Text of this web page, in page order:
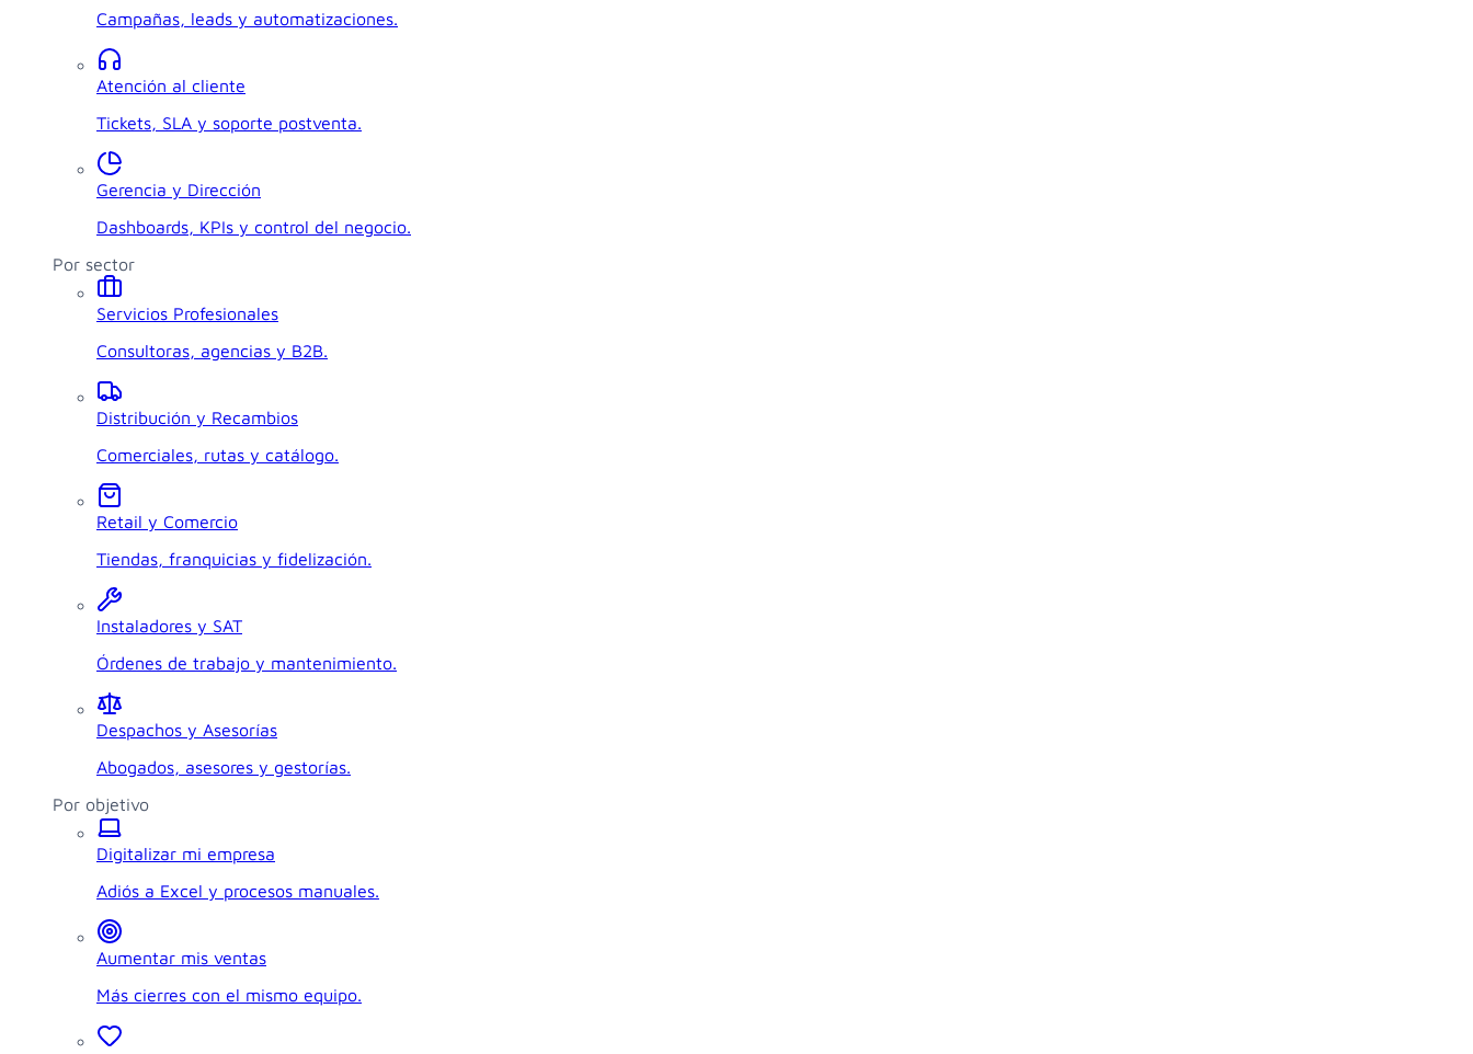
Campañas, leads y automatizaciones.
Atención al cliente
Tickets, SLA y soporte postventa.
Gerencia y Dirección
Dashboards, KPIs y control del negocio.
Por sector
Servicios Profesionales
Consultoras, agencias y B2B.
Distribución y Recambios
Comerciales, rutas y catálogo.
Retail y Comercio
Tiendas, franquicias y fidelización.
Instaladores y SAT
Órdenes de trabajo y mantenimiento.
Despachos y Asesorías
Abogados, asesores y gestorías.
Por objetivo
Digitalizar mi empresa
Adiós a Excel y procesos manuales.
Aumentar mis ventas
Más cierres con el mismo equipo.